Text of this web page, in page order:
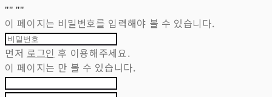
"" ""
이 페이지는 비밀번호를 입력해야 볼 수 있습니다.
먼저 로그인 후 이용해주세요.
이 페이지는 만 볼 수 있습니다.